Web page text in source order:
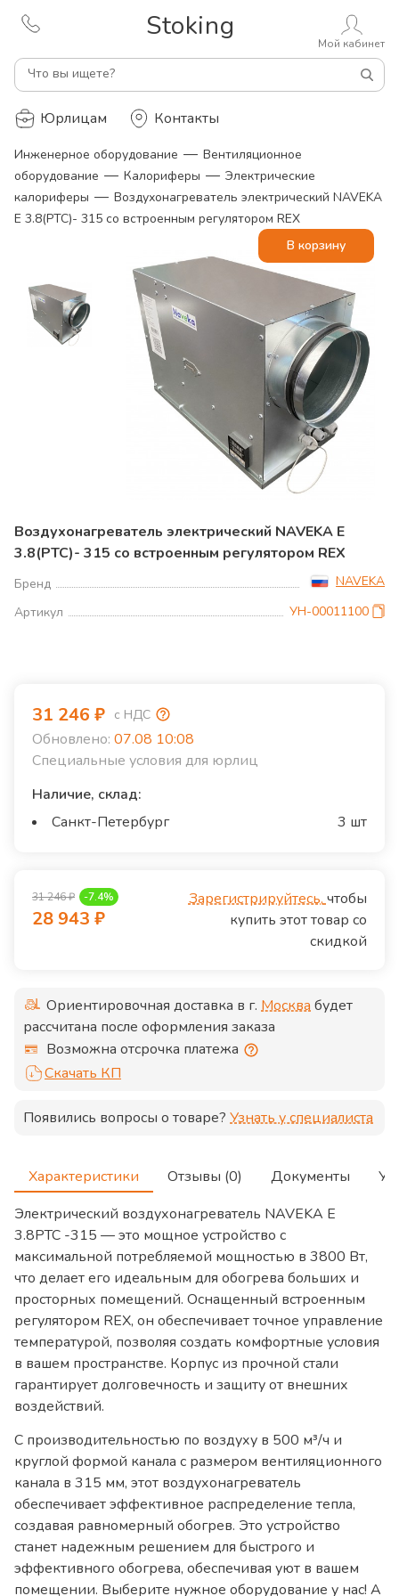
Stoking
Что вы ищете?
Мой кабинет
Юрлицам Контакты
Инженерное оборудование — Вентиляционное
оборудование — Калориферы — Электрические
калориферы — Воздухонагреватель электрический NAVEKA
E 3.8(PTC)- 315 со встроенным регулятором REX
Воздухонагреватель электрический NAVEKA E
3.8(PTC)- 315 со встроенным регулятором REX
Бренд
NAVEKA
Артикул
УН-00011100
31 246 ₽ с НДС
Обновлено: 07.08 10:08
Специальные условия для юрлиц
Наличие, склад:
Санкт-Петербург
3 шт
В корзину
31 246₽ -7.4%
28 943 ₽
Зарегистрируйтесь,чтобы
купить этот товар со
скидкой
Ориентировочная доставка в г. Москвабудет
рассчитана после оформления заказа
Возможна отсрочка платежа
Скачать КП
Появились вопросы о товаре? Узнать у специалиста
Характеристики Отзывы (0) Документы
Электрический воздухонагреватель NAVEKA E
3.8PTC -315 — это мощное устройство с
максимальной потребляемой мощностью в 3800 Вт,
что делает его идеальным для обогрева больших и
просторных помещений. Оснащенный встроенным
регулятором REX, он обеспечивает точное управление
температурой, позволяя создать комфортные условия
в вашем пространстве. Корпус из прочной стали
гарантирует долговечность и защиту от внешних
воздействий.
С производительностью по воздуху в 500 м³/ч и
круглой формой канала с размером вентиляционного
канала в 315 мм, этот воздухонагреватель
обеспечивает эффективное распределение тепла,
создавая равномерный обогрев. Это устройство
станет надежным решением для быстрого и
эффективного обогрева, обеспечивая уют в вашем
помещении. Выберите нужное оборудование у нас! А